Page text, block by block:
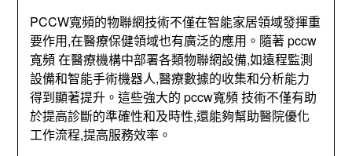
PCCW寬頻的物聯網技術不僅在智能家居領域發揮重
要作用,在醫療保健領域也有廣泛的應用。隨著 pccw
寬頻 在醫療機構中部署各類物聯網設備,如遠程監測
設備和智能手術機器人,醫療數據的收集和分析能力
得到顯著提升。這些強大的 pccw寬頻 技術不僅有助
於提高診斷的準確性和及時性,還能夠幫助醫院優化
工作流程,提高服務效率。